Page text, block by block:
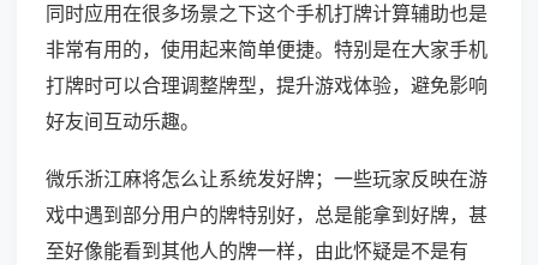
同时应用在很多场景之下这个手机打牌计算辅助也是
非常有用的，使用起来简单便捷。特别是在大家手机
打牌时可以合理调整牌型，提升游戏体验，避免影响
好友间互动乐趣。
微乐浙江麻将怎么让系统发好牌；一些玩家反映在游
戏中遇到部分用户的牌特别好，总是能拿到好牌，甚
至好像能看到其他人的牌一样，由此怀疑是不是有